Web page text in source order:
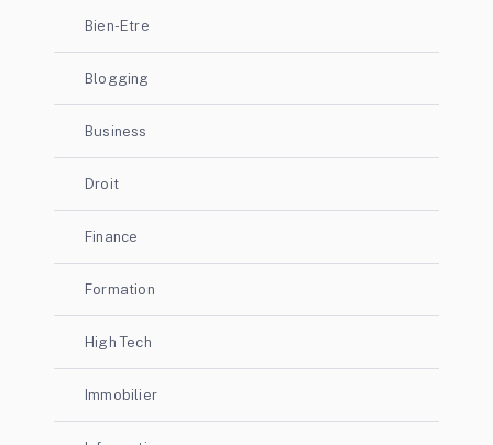
Bien-Etre
Blogging
Business
Droit
Finance
Formation
High Tech
Immobilier